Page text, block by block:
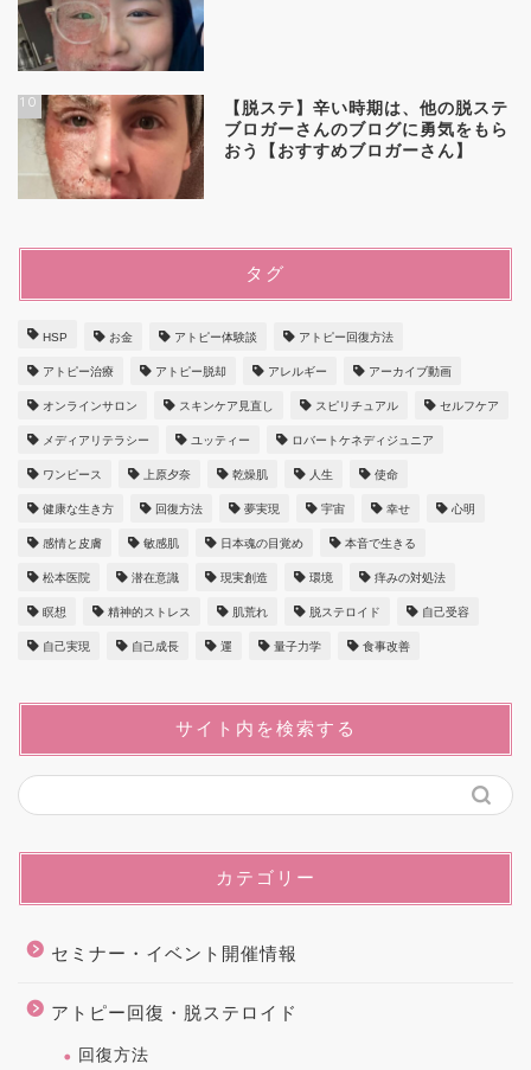
10
【脱ステ】辛い時期は、他の脱ステ
ブロガーさんのブログに勇気をもら
おう【おすすめブロガーさん】
タグ
HSP お金 アトピー体験談 アトピー回復方法
アトピー治療 アトピー脱却 アレルギー アーカイブ動画
オンラインサロン スキンケア見直し スピリチュアル セルフケア
メディアリテラシー ユッティー ロバートケネディジュニア
ワンピース 上原夕奈 乾燥肌 人生 使命
健康な生き方 回復方法 夢実現 宇宙 幸せ 心明
感情と皮膚 敏感肌 日本魂の目覚め 本音で生きる
松本医院 潜在意識 現実創造 環境 痒みの対処法
瞑想 精神的ストレス 肌荒れ 脱ステロイド 自己受容
自己実現 自己成長 運 量子力学 食事改善
サイト内を検索する
カテゴリー
セミナー・イベント開催情報
アトピー回復・脱ステロイド
回復方法